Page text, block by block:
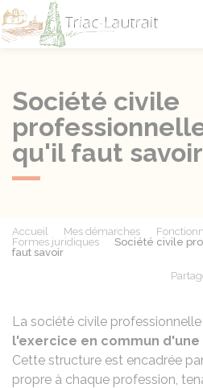
Société civile
qu'il faut savoir
Accueil Mes démarches
Formes juridiques
Société civile
faut savoir
La société civile
l'exercice en commun
Cette structure est encadrée
propre à chaque profession,